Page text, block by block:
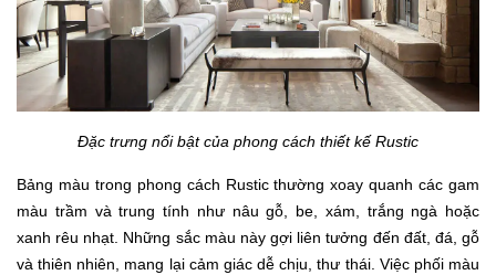
Đặc trưng nổi bật của phong cách thiết kế Rustic
Bảng màu trong phong cách Rustic thường xoay quanh các gam
màu trầm và trung tính như nâu gỗ, be, xám, trắng ngà hoặc
xanh rêu nhạt. Những sắc màu này gợi liên tưởng đến đất, đá, gỗ
và thiên nhiên, mang lại cảm giác dễ chịu, thư thái. Việc phối màu